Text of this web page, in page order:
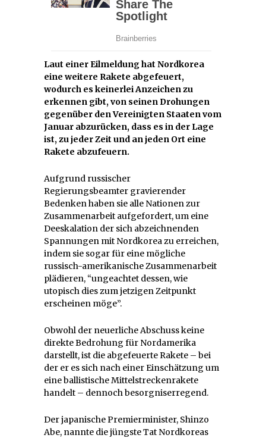
Laut einer Eilmeldung hat Nordkorea
eine weitere Rakete abgefeuert,
wodurch es keinerlei Anzeichen zu
erkennen gibt, von seinen Drohungen
gegenüber den Vereinigten Staaten vom
Januar abzurücken, dass es in der Lage
ist, zu jeder Zeit und an jeden Ort eine
Rakete abzufeuern.
Aufgrund russischer
Regierungsbeamter gravierender
Bedenken haben sie alle Nationen zur
Zusammenarbeit aufgefordert, um eine
Deeskalation der sich abzeichnenden
Spannungen mit Nordkorea zu erreichen,
indem sie sogar für eine mögliche
russisch-amerikanische Zusammenarbeit
plädieren, “ungeachtet dessen, wie
utopisch dies zum jetzigen Zeitpunkt
erscheinen möge”.
Obwohl der neuerliche Abschuss keine
direkte Bedrohung für Nordamerika
darstellt, ist die abgefeuerte Rakete – bei
der er es sich nach einer Einschätzung um
eine ballistische Mittelstreckenrakete
handelt – dennoch besorgniserregend.
Der japanische Premierminister, Shinzo
Abe, nannte die jüngste Tat Nordkoreas